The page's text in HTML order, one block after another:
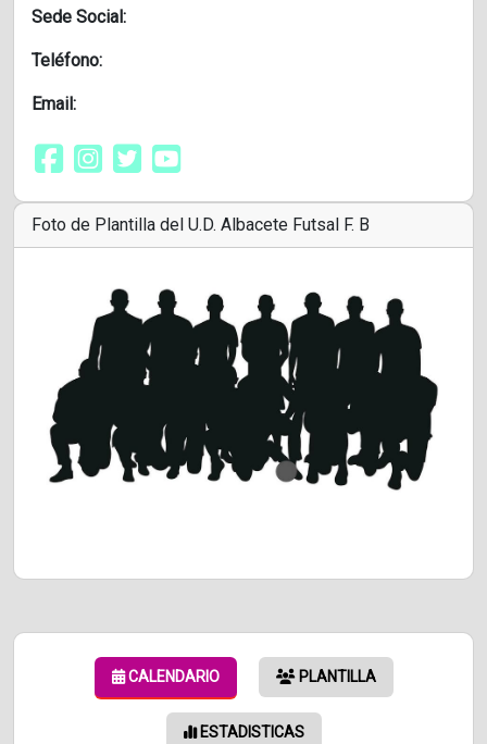
Sede Social:
Teléfono:
Email:
Foto de Plantilla del U.D. Albacete Futsal F. B
CALENDARIO PLANTILLA
ESTADISTICAS